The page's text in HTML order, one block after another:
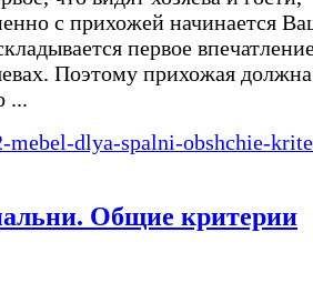
с прихожей начинается
первое
Поэтому прихожая должна
...
Общие критерии